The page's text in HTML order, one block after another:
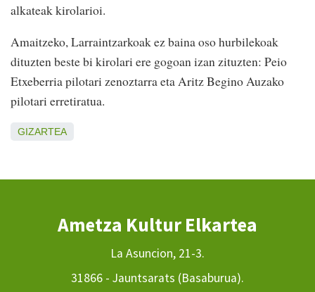
alkateak kirolarioi.
Amaitzeko, Larraintzarkoak ez baina oso hurbilekoak
dituzten beste bi kirolari ere gogoan izan zituzten: Peio
Etxeberria pilotari zenoztarra eta Aritz Begino Auzako
pilotari erretiratua.
GIZARTEA
Ametza Kultur Elkartea
La Asuncion, 21-3.
31866 - Jauntsarats (Basaburua).